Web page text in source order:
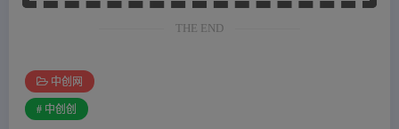
THE END
中创网
# 中创创